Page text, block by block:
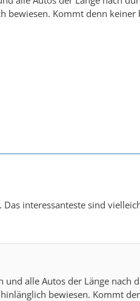
Kommt denn keiner
interessanteste sind
alle Autos der Länge nach
bewiesen. Kommt